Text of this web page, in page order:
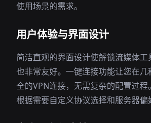
使用场景的需求。
用户体验与界面设计
简洁直观的界面设计使解锁流媒体
也非常友好。一键连接功能让您在几
全的VPN连接，无需复杂的配置过
根据需要自定义协议选择和服务器偏